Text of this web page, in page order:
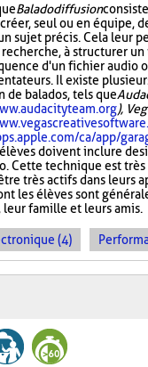
Baladodiffusion
seul ou en équipe,
sujet précis. Cela leur
à structurer
d'un fichier audio
Il existe
de balados, tels que
),
ca/app/
doivent inclure
Cette technique est
très actifs dans leurs
les élèves sont
leur famille et leurs amis.
(4)